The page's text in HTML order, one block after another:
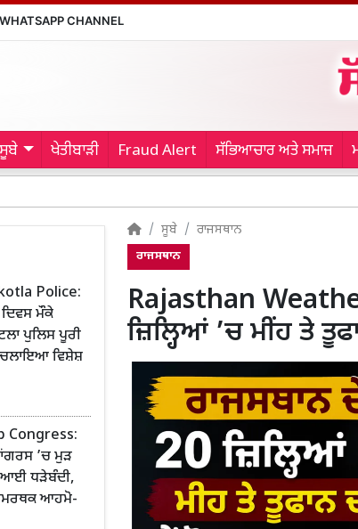
WHATSAPP CHANNEL
ਸੂਬੇ ਖੇਤੀਬਾੜੀ Fraud Alert ਸੱਭਿਆਚਾਰ ਅਤੇ ਸਮਾਜ
Police:
ਮੌਕੇ
ਪੁਲਿਸ ਪੂਰੀ
ਚਲਾਇਆ ਵਿਸ਼ੇਸ਼
Congress:
’ਚ ਮੁੜ
ਆਈ ਧੜੇਬੰਦੀ,
ਆਹਮੋ-
ਸੂਬੇ ਰਾਜਸਥਾਨ
ਰਾਜਸਥਾਨ
Rajasthan
ਜ਼ਿਲ੍ਹਿਆਂ ’ਚ ਮੀਂਹ ਤੇ